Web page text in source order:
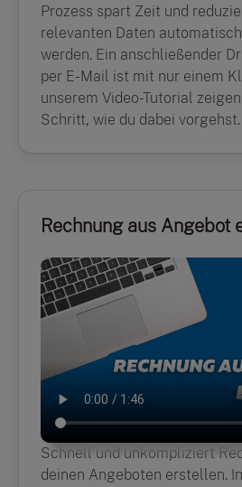
Prozess spart Zeit und
relevanten Daten
werden. Ein anschließender
per E-Mail ist mit nur einem
unserem Video-Tutorial
Schritt, wie du dabei vorgehst.
Rechnung aus Angebot
Schnell und unkompliziert
deinen Angeboten erstellen.